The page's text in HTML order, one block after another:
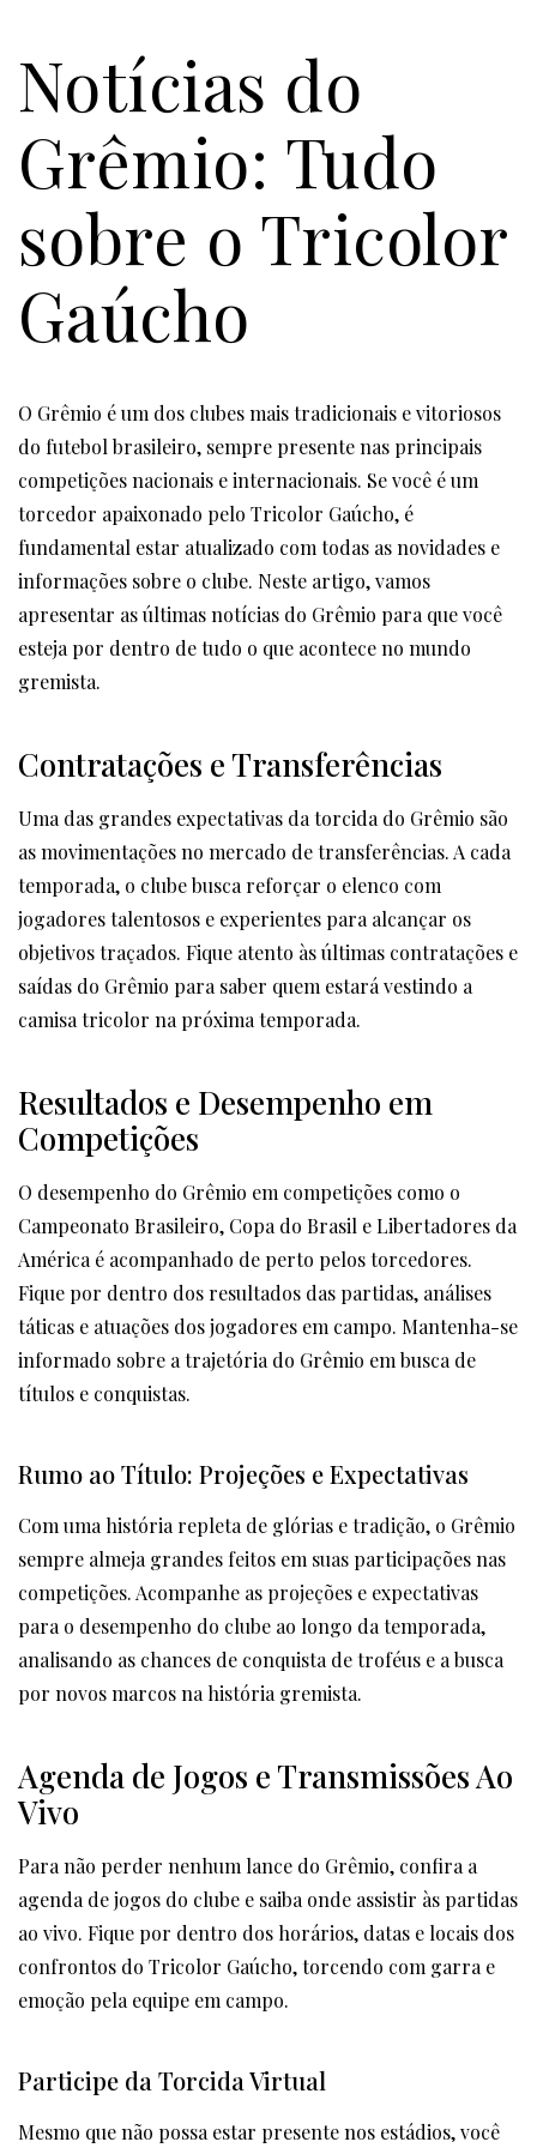
Notícias do
Grêmio: Tudo
sobre o Tricolor
Gaúcho
O Grêmio é um dos clubes mais tradicionais e vitoriosos
do futebol brasileiro, sempre presente nas principais
competições nacionais e internacionais. Se você é um
torcedor apaixonado pelo Tricolor Gaúcho, é
fundamental estar atualizado com todas as novidades e
informações sobre o clube. Neste artigo, vamos
apresentar as últimas notícias do Grêmio para que você
esteja por dentro de tudo o que acontece no mundo
gremista.
Contratações e Transferências
Uma das grandes expectativas da torcida do Grêmio são
as movimentações no mercado de transferências. A cada
temporada, o clube busca reforçar o elenco com
jogadores talentosos e experientes para alcançar os
objetivos traçados. Fique atento às últimas contratações e
saídas do Grêmio para saber quem estará vestindo a
camisa tricolor na próxima temporada.
Resultados e Desempenho em
Competições
O desempenho do Grêmio em competições como o
Campeonato Brasileiro, Copa do Brasil e Libertadores da
América é acompanhado de perto pelos torcedores.
Fique por dentro dos resultados das partidas, análises
táticas e atuações dos jogadores em campo. Mantenha-se
informado sobre a trajetória do Grêmio em busca de
títulos e conquistas.
Rumo ao Título: Projeções e Expectativas
Com uma história repleta de glórias e tradição, o Grêmio
sempre almeja grandes feitos em suas participações nas
competições. Acompanhe as projeções e expectativas
para o desempenho do clube ao longo da temporada,
analisando as chances de conquista de troféus e a busca
por novos marcos na história gremista.
Agenda de Jogos e Transmissões Ao
Vivo
Para não perder nenhum lance do Grêmio, confira a
agenda de jogos do clube e saiba onde assistir às partidas
ao vivo. Fique por dentro dos horários, datas e locais dos
confrontos do Tricolor Gaúcho, torcendo com garra e
emoção pela equipe em campo.
Participe da Torcida Virtual
Mesmo que não possa estar presente nos estádios, você